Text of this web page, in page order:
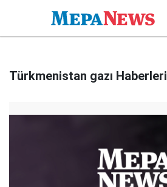
Türkmenistan gazı Haberleri